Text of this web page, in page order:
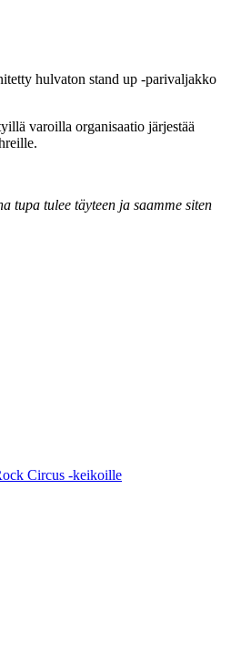
hulvaton stand up -parivaljakko
varoilla organisaatio järjestää
tupa tulee täyteen ja saamme siten
Circus -keikoille